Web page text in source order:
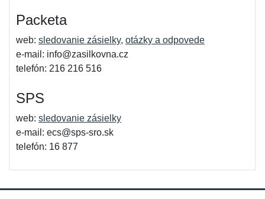
Packeta
web: sledovanie zásielky, otázky a odpovede
e-mail: info@zasilkovna.cz
telefón: 216 216 516
SPS
web: sledovanie zásielky
e-mail: ecs@sps-sro.sk
telefón: 16 877